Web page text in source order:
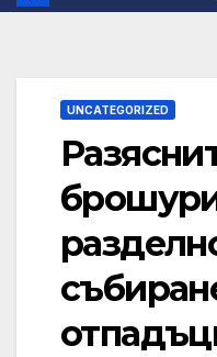
UNCATEGORIZED